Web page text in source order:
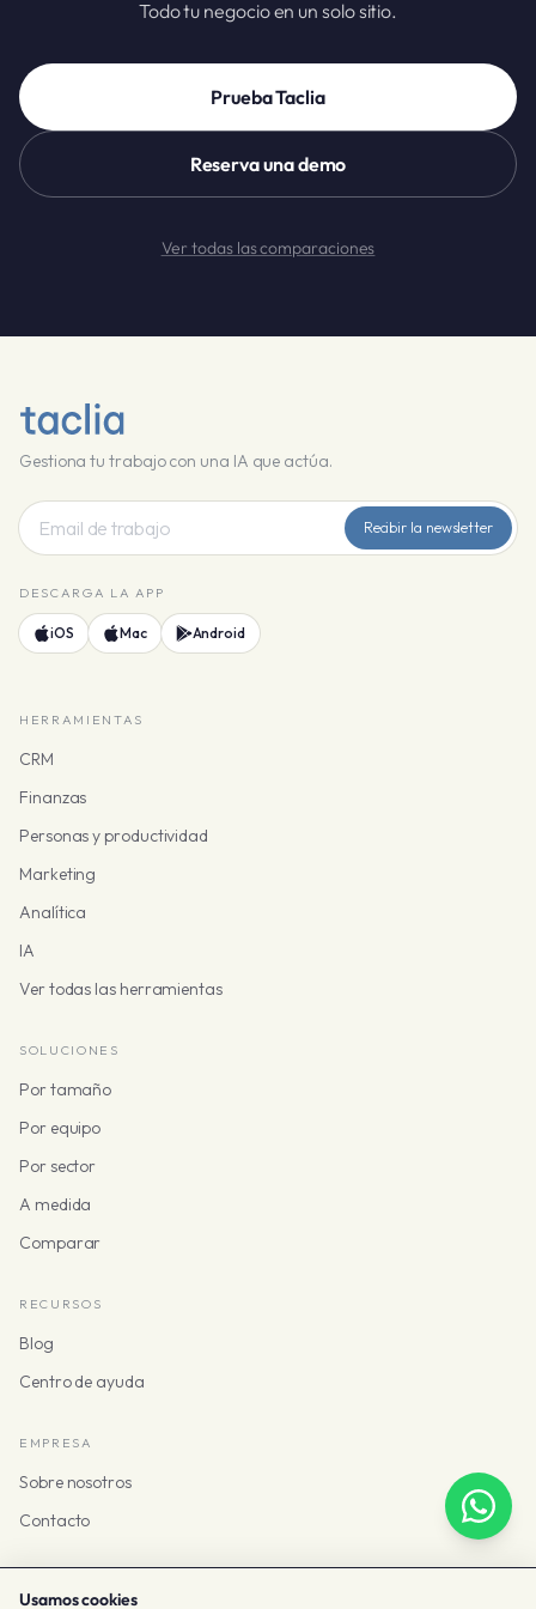
Todo tu negocio en un solo sitio.
Prueba Taclia
Reserva una demo
Ver todas las comparaciones
Gestiona tu trabajo con una IA que actúa.
Recibir la newsletter
DESCARGA LA APP
iOS Mac Android
HERRAMIENTAS
CRM
Finanzas
Personas y productividad
Marketing
Analítica
IA
Ver todas las herramientas
SOLUCIONES
Por tamaño
Por equipo
Por sector
A medida
Comparar
RECURSOS
Blog
Centro de ayuda
EMPRESA
Sobre nosotros
Contacto
Usamos cookies